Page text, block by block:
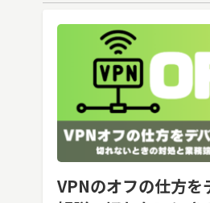
VPNのオフの仕方を